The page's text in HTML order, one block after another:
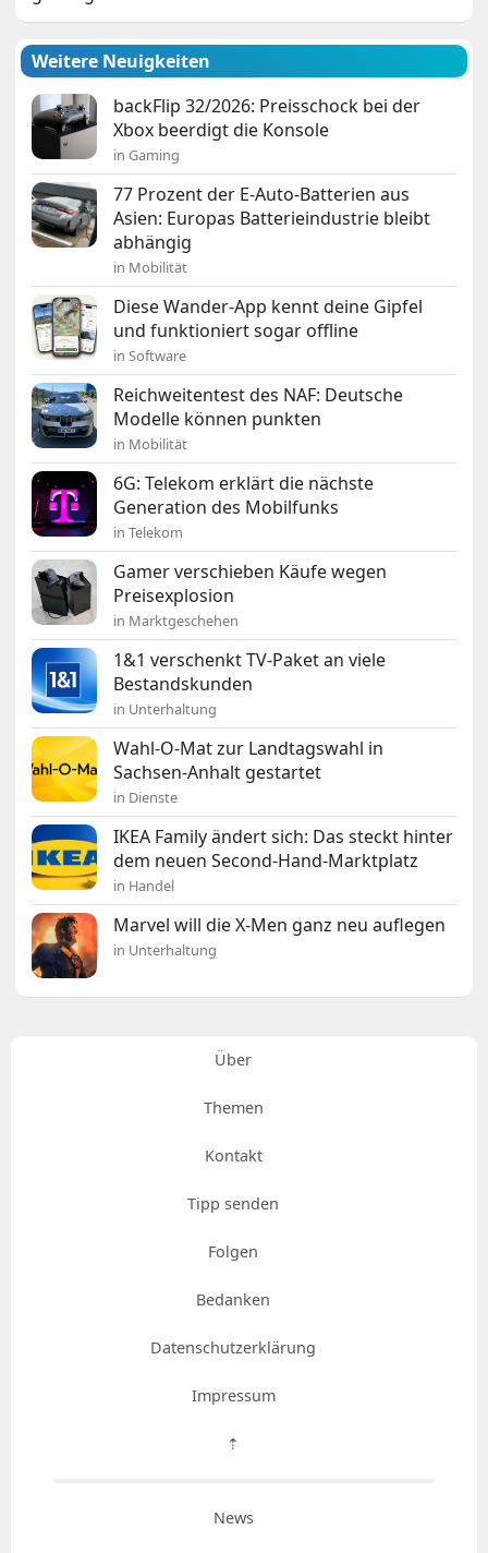
Weitere Neuigkeiten
backFlip 32/2026: Preisschock bei der
Xbox beerdigt die Konsole
in Gaming
77 Prozent der E-Auto-Batterien aus
Asien: Europas Batterieindustrie bleibt
abhängig
in Mobilität
Diese Wander-App kennt deine Gipfel
und funktioniert sogar offline
in Software
Reichweitentest des NAF: Deutsche
Modelle können punkten
in Mobilität
6G: Telekom erklärt die nächste
Generation des Mobilfunks
in Telekom
Gamer verschieben Käufe wegen
Preisexplosion
in Marktgeschehen
1&1 verschenkt TV-Paket an viele
Bestandskunden
in Unterhaltung
Wahl-O-Mat zur Landtagswahl in
Sachsen-Anhalt gestartet
in Dienste
IKEA Family ändert sich: Das steckt hinter
dem neuen Second-Hand-Marktplatz
in Handel
Marvel will die X-Men ganz neu auflegen
in Unterhaltung
Über
Themen
Kontakt
Tipp senden
Folgen
Bedanken
Datenschutzerklärung
Impressum
⇡
News